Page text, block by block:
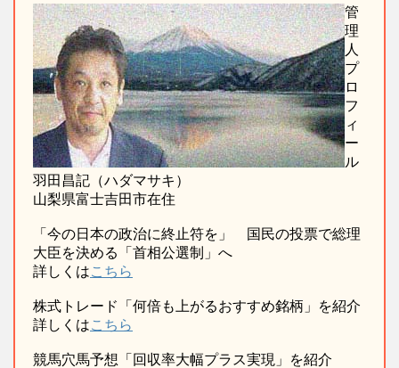
管
理
人
プ
ロ
フ
ィ
ー
ル
羽田昌記（ハダマサキ）
山梨県富士吉田市在住
「今の日本の政治に終止符を」 国民の投票で総理
大臣を決める「首相公選制」へ
詳しくはこちら
株式トレード「何倍も上がるおすすめ銘柄」を紹介
詳しくはこちら
競馬穴馬予想「回収率大幅プラス実現」を紹介